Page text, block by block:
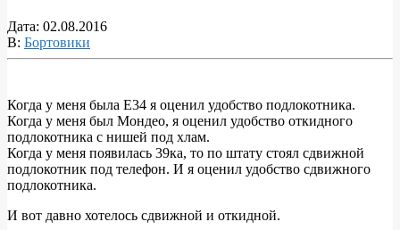
Дата: 02.08.2016
В: Бортовики
Свежий
выпуск
журнала
«Уголок
колхозника»
Когда у меня была Е34 я оценил удобство подлокотника.
Когда у меня был Мондео, я оценил удобство откидного
подлокотника с нишей под хлам.
Когда у меня появилась 39ка, то по штату стоял сдвижной
подлокотник под телефон. И я оценил удобство сдвижного
подлокотника.
И вот давно хотелось сдвижной и откидной.